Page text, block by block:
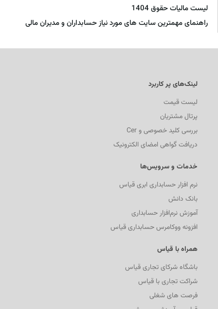
لیست مالیات حقوق 1404
راهنمای مهمترین سایت های مورد نیاز حسابداران و مدیران مالی
لینک‌های پر کاربرد
لیست قیمت
پرتال مشتریان
بررسی کلید خصوصی و Cer
دریافت گواهی امضای الکترونیک
خدمات و سرویس‌ها
نرم افزار حسابداری ابری قیاس
بانک دانش
آموزش نرم‌افزار حسابداری
افزونه ووکامرس حسابداری قیاس
همراه با قیاس
باشگاه شرکای تجاری قیاس
شراکت تجاری با قیاس
فرصت های شغلی